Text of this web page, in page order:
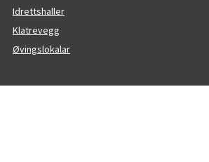
Idrettshaller
Klatrevegg
Øvingslokalar